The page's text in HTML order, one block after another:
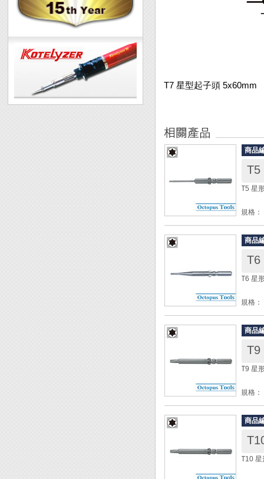
T7 星型起子頭 5x60mm
商品
T5
T5 星
規格：
柄徑
全長
材質
包裝
◆ 電
商品
T6
T6 星
規格：
柄徑
全長
材質
包裝
◆ 電
商品
T9
T9 星
規格：
柄徑
全長
材質
包裝
◆ 電
商品
T10